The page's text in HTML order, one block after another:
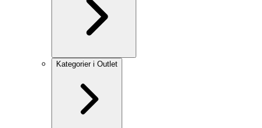
Kategorier i Outlet